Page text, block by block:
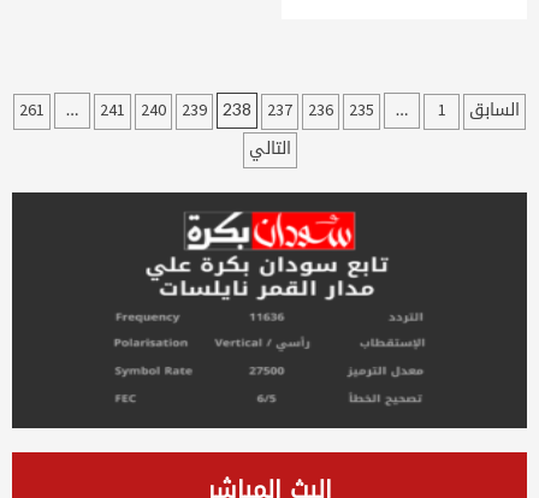
تعدد
صفحات
المقالات
السابق 1
…
235
236
237
238
239
240
241
…
261
التالي